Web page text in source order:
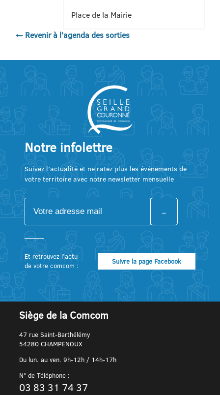
Place de la Mairie
← Revenir à l'agenda des sorties
Notre infolettre
Suivez l’actualité et ne ratez plus les événements de
votre territoire avec notre newsletter mensuelle
Et retrouvez l’actu
de votre comcom :
Suivre la page Facebook
Siège de la Comcom
47 rue Saint-Barthélémy
54280 CHAMPENOUX
Du lun. au ven. 9h-12h / 14h-17h
N° de Téléphone :
03 83 31 74 37